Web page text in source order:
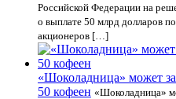
Российской Федерации на
о выплате 50 млрд долларов
акционеров […]
«Шоколадница» может
50 кофеен «Шоколадница»